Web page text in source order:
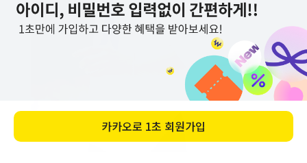
카카오로 1초 회원가입